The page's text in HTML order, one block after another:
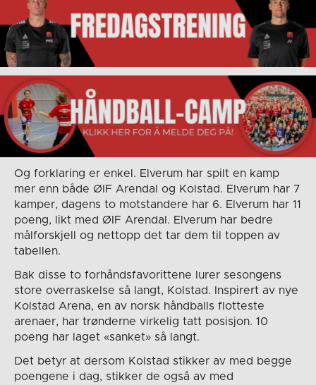
Og forklaring er enkel. Elverum har spilt en kamp
mer enn både ØIF Arendal og Kolstad. Elverum har 7
kamper, dagens to motstandere har 6. Elverum har 11
poeng, likt med ØIF Arendal. Elverum har bedre
målforskjell og nettopp det tar dem til toppen av
tabellen.
Bak disse to forhåndsfavorittene lurer sesongens
store overraskelse så langt, Kolstad. Inspirert av nye
Kolstad Arena, en av norsk håndballs flotteste
arenaer, har trønderne virkelig tatt posisjon. 10
poeng har laget «sanket» så langt.
Det betyr at dersom Kolstad stikker av med begge
poengene i dag, stikker de også av med